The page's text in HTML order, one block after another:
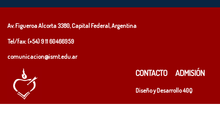
Av. Figueroa Alcorta 3380, Capital Federal, Argentina
Tel/fax: (+54)9 11 60466959
comunicacion@ismt.edu.ar
CONTACTO ADMISIÓN
Diseño y Desarrollo40Q